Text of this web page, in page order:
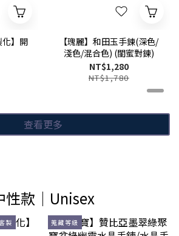
化】開
【瑰麗】和田玉手鍊(深色/
淺色/混合色) (閨蜜對鍊)
NT$1,280
NT$1,780
查看更多
性款│Unisex
製 蒐藏等級